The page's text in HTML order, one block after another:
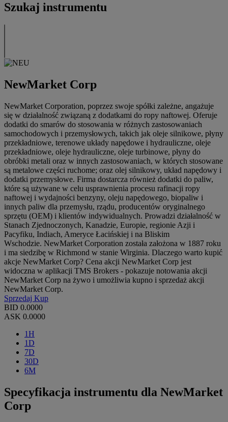
Szukaj instrumentu
NewMarket Corp
NewMarket Corporation, poprzez swoje spółki zależne, angażuje
się w działalność związaną z dodatkami do ropy naftowej. Oferuje
dodatki do smarów do stosowania w różnych zastosowaniach
samochodowych i przemysłowych, takich jak oleje silnikowe, płyny
przekładniowe, terenowe układy napędowe i hydrauliczne, oleje
przekładniowe, oleje hydrauliczne, oleje turbinowe, płyny do
obróbki metali oraz w innych zastosowaniach, w których stosowane
są metalowe części ruchome; oraz olej silnikowy, układ napędowy i
dodatki przemysłowe. Firma dostarcza również dodatki do paliw,
które są używane w celu usprawnienia procesu rafinacji ropy
naftowej i wydajności benzyny, oleju napędowego, biopaliw i
innych paliw dla przemysłu, rządu, producentów oryginalnego
sprzętu (OEM) i klientów indywidualnych. Prowadzi działalność w
Stanach Zjednoczonych, Kanadzie, Europie, regionie Azji i
Pacyfiku, Indiach, Ameryce Łacińskiej i na Bliskim
Wschodzie. NewMarket Corporation została założona w 1887 roku
i ma siedzibę w Richmond w stanie Wirginia. Dlaczego warto kupić
akcje NewMarket Corp? Cena akcji NewMarket Corp jest
widoczna w aplikacji TMS Brokers - pokazuje notowania akcji
NewMarket Corp na żywo i umożliwia kupno i sprzedaż akcji
NewMarket Corp.
Sprzedaj Kup
BID 0.0000
ASK 0.0000
1H
1D
7D
30D
6M
Specyfikacja instrumentu dla NewMarket
Corp